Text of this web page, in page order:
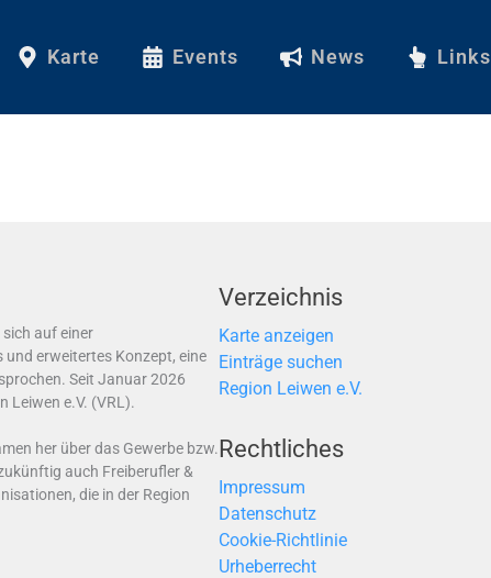
Karte Events News Links
sich auf einer
erweitertes Konzept, eine
Seit Januar 2026
Leiwen e.V. (VRL).
her über das Gewerbe bzw.
auch Freiberufler &
die in der Region
Verzeichnis
Karte anzeigen
Einträge suchen
Region Leiwen e.V.
Rechtliches
Impressum
Datenschutz
Cookie-Richtlinie
Urheberrecht